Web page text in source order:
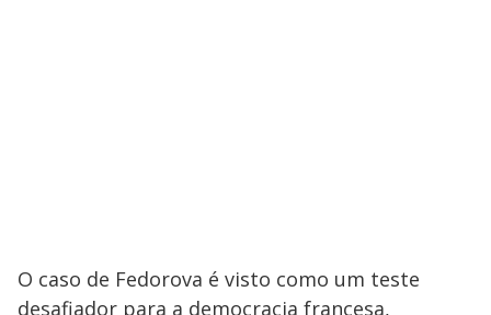
O caso de Fedorova é visto como um teste
desafiador para a democracia francesa,